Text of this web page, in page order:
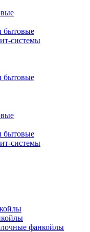
бытовые
системы
бытовые
бытовые
системы
фанкойлы